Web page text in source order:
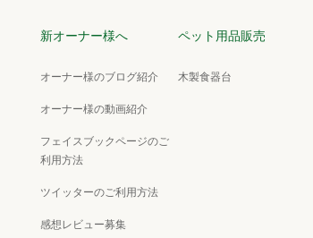
新オーナー様へ
オーナー様のブログ紹介
オーナー様の動画紹介
フェイスブックページのご
利用方法
ツイッターのご利用方法
感想レビュー募集
ペット用品販売
木製食器台